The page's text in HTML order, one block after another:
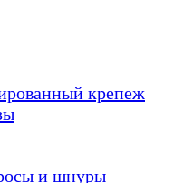
крепеж
и шнуры